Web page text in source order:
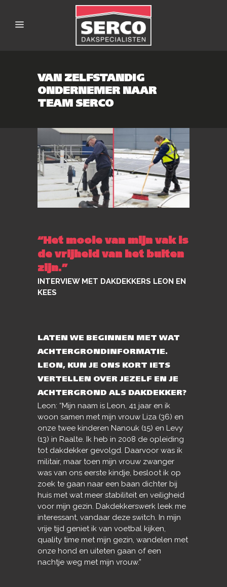
VAN ZELFSTANDIG
ONDERNEMER NAAR
TEAM SERCO
“Het mooie van mijn vak is
de vrijheid van het buiten
zijn.”
INTERVIEW MET DAKDEKKERS LEON EN
KEES
LATEN WE BEGINNEN MET WAT
ACHTERGRONDINFORMATIE.
LEON, KUN JE ONS KORT IETS
VERTELLEN OVER JEZELF EN JE
ACHTERGROND ALS DAKDEKKER?
Leon: “Mijn naam is Leon, 41 jaar en ik
woon samen met mijn vrouw Liza (36) en
onze twee kinderen Nanouk (15) en Levy
(13) in Raalte. Ik heb in 2008 de opleiding
tot dakdekker gevolgd. Daarvoor was ik
militair, maar toen mijn vrouw zwanger
was van ons eerste kindje, besloot ik op
zoek te gaan naar een baan dichter bij
huis met wat meer stabiliteit en veiligheid
voor mijn gezin. Dakdekkerswerk leek me
interessant, vandaar deze switch. In mijn
vrije tijd geniet ik van voetbal kijken,
quality time met mijn gezin, wandelen met
onze hond en uiteten gaan of een
nachtje weg met mijn vrouw.”